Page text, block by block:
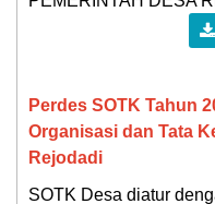
Perdes SOTK Tahun
Organisasi dan Tata
Rejodadi
SOTK Desa diatur